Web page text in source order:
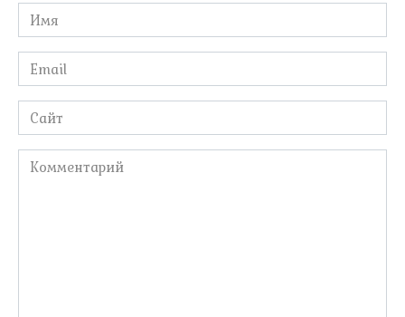
Имя
*
Email
*
Сайт
Комментарий